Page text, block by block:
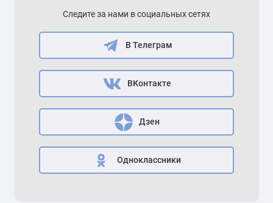
Следите за нами в социальных сетях
В Телеграм
ВКонтакте
Дзен
Одноклассники